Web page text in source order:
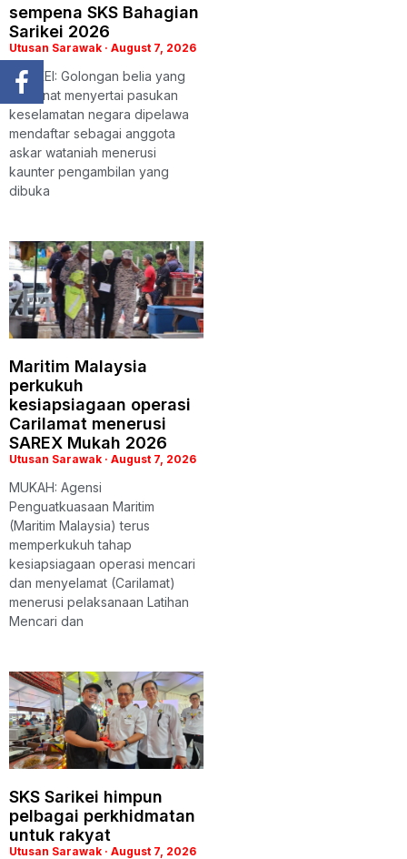
sempena SKS Bahagian
Sarikei 2026
Utusan Sarawak August 7, 2026
SARIKEI: Golongan belia yang
berminat menyertai pasukan
keselamatan negara dipelawa
mendaftar sebagai anggota
askar wataniah menerusi
kaunter pengambilan yang
dibuka
Maritim Malaysia
perkukuh
kesiapsiagaan operasi
Carilamat menerusi
SAREX Mukah 2026
Utusan Sarawak August 7, 2026
MUKAH: Agensi
Penguatkuasaan Maritim
(Maritim Malaysia) terus
memperkukuh tahap
kesiapsiagaan operasi mencari
dan menyelamat (Carilamat)
menerusi pelaksanaan Latihan
Mencari dan
SKS Sarikei himpun
pelbagai perkhidmatan
untuk rakyat
Utusan Sarawak August 7, 2026